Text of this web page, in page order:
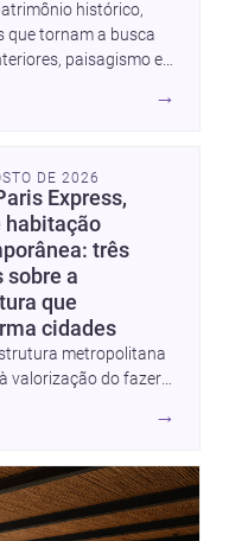
histórico,
que tornam a busca
paisagismo e
→
DE 2026
Express,
habitação
três
sobre a
que
cidades
metropolitana
valorização do fazer
à casa elevada da
segue unindo escala
e experiência
Um panorama
→